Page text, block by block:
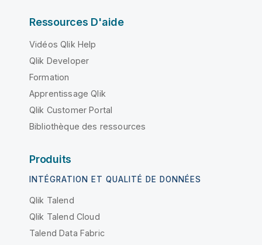
Ressources D'aide
Vidéos Qlik Help
Qlik Developer
Formation
Apprentissage Qlik
Qlik Customer Portal
Bibliothèque des ressources
Produits
INTÉGRATION ET QUALITÉ DE DONNÉES
Qlik Talend
Qlik Talend Cloud
Talend Data Fabric